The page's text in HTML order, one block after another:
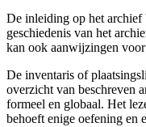
De inleiding op het archief
geschiedenis van het
kan ook aanwijzingen
De inventaris of
overzicht van beschreven
formeel en globaal. Het
behoeft enige oefening en